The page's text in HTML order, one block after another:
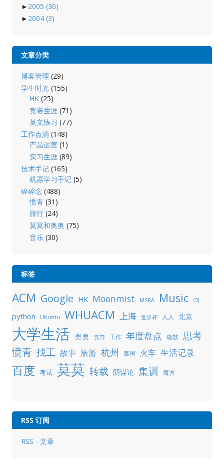
► 2005 (30)
► 2004 (3)
文章分类
博客管理 (29)
学生时光(155)
HK (25)
竞赛生涯 (71)
英文练习 (77)
工作点滴(148)
产品运营 (1)
实习生涯 (89)
技术手记(165)
机器学习手记 (5)
碎碎念 (488)
愤青 (31)
旅行 (24)
莫莫和奥奥 (75)
音乐 (30)
标签
ACM Google HK Moonmist MSRA Music OJ
python Ubuntu WHUACM 上海 世界杯 人人 北京
大学生活 奥奥 实习 工作 年度盘点 微软 思考
愤青 找工 故事 旅游 杭州 泰国 火车 生活记录
百度 考试 莫莫 转载 阴谋论 集训 魔方
RSS 订阅
RSS - 文章